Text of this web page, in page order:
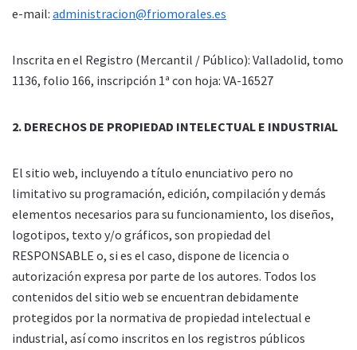
e-mail: administracion@friomorales.es
Inscrita en el Registro (Mercantil / Público): Valladolid, tomo
1136, folio 166, inscripción 1ª con hoja: VA-16527
2. DERECHOS DE PROPIEDAD INTELECTUAL E INDUSTRIAL
El sitio web, incluyendo a título enunciativo pero no
limitativo su programación, edición, compilación y demás
elementos necesarios para su funcionamiento, los diseños,
logotipos, texto y/o gráficos, son propiedad del
RESPONSABLE o, si es el caso, dispone de licencia o
autorización expresa por parte de los autores. Todos los
contenidos del sitio web se encuentran debidamente
protegidos por la normativa de propiedad intelectual e
industrial, así como inscritos en los registros públicos